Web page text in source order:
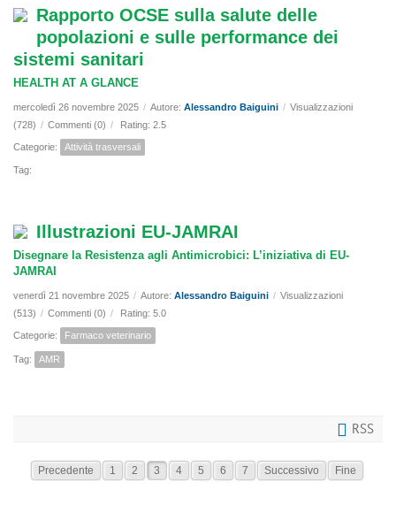
Rapporto OCSE sulla salute delle
popolazioni e sulle performance dei
sistemi sanitari
HEALTH AT A GLANCE
mercoledì 26 novembre 2025 / Autore: Alessandro Baiguini / Visualizzazioni
(728) / Commenti (0) / Rating: 2.5
Categorie: Attività trasversali
Tag:
Illustrazioni EU-JAMRAI
Disegnare la Resistenza agli Antimicrobici: L’iniziativa di EU-
JAMRAI
venerdì 21 novembre 2025 / Autore: Alessandro Baiguini / Visualizzazioni
(513) / Commenti (0) / Rating: 5.0
Categorie: Farmaco veterinario
Tag: AMR
RSS
Precedente 1 2 3 4 5 6 7 Successivo Fine